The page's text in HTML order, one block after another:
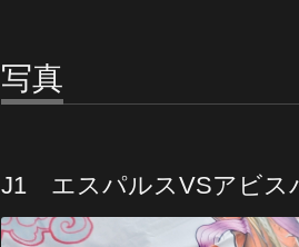
写真
J1 エスパルスVSアビス